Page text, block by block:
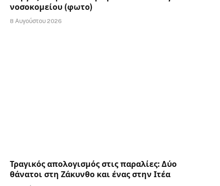
νοσοκομείου (φωτο)
8 Αυγούστου 2026
Τραγικός απολογισμός στις παραλίες: Δύο
θάνατοι στη Ζάκυνθο και ένας στην Ιτέα